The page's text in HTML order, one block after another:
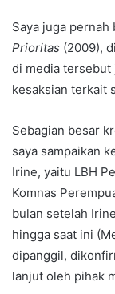
Saya juga
Prioritas (2009),
di media tersebut
kesaksian terkait
Sebagian besar
saya sampaikan
Irine, yaitu LBH
Komnas
bulan setelah
hingga saat ini
dipanggil,
lanjut oleh pihak